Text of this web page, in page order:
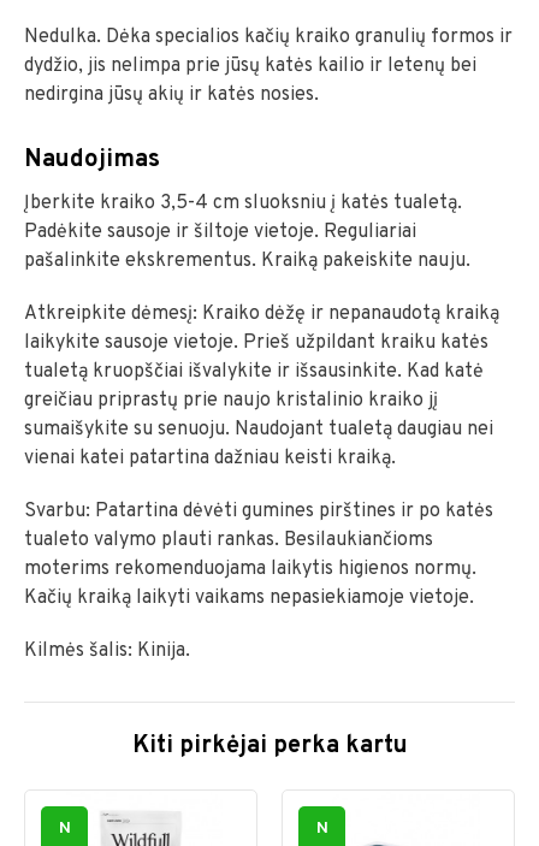
Nedulka. Dėka specialios kačių kraiko granulių formos ir
dydžio, jis nelimpa prie jūsų katės kailio ir letenų bei
nedirgina jūsų akių ir katės nosies.
Naudojimas
Įberkite kraiko 3,5-4 cm sluoksniu į katės tualetą.
Padėkite sausoje ir šiltoje vietoje. Reguliariai
pašalinkite ekskrementus. Kraiką pakeiskite nauju.
Atkreipkite dėmesį: Kraiko dėžę ir nepanaudotą kraiką
laikykite sausoje vietoje. Prieš užpildant kraiku katės
tualetą kruopščiai išvalykite ir išsausinkite. Kad katė
greičiau priprastų prie naujo kristalinio kraiko jį
sumaišykite su senuoju. Naudojant tualetą daugiau nei
vienai katei patartina dažniau keisti kraiką.
Svarbu: Patartina dėvėti gumines pirštines ir po katės
tualeto valymo plauti rankas. Besilaukiančioms
moterims rekomenduojama laikytis higienos normų.
Kačių kraiką laikyti vaikams nepasiekiamoje vietoje.
Kilmės šalis: Kinija.
Kiti pirkėjai perka kartu
N N